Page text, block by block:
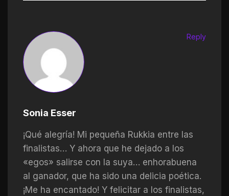
Sonia Esser
¡Qué alegría! Mi pequeña Rukkia entre las
finalistas… Y ahora que he dejado a los
«egos» salirse con la suya… enhorabuena
al ganador, que ha sido una delicia poética.
¡Me ha encantado! Y felicitar a los finalistas,
Reply